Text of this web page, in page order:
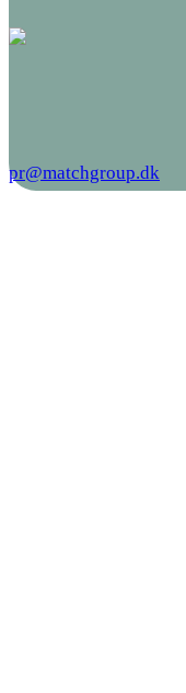
pr@matchgroup.dk